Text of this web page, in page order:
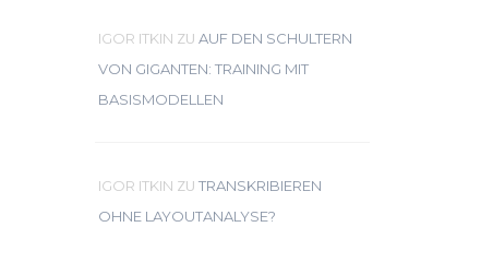
IGOR ITKIN ZU AUF DEN SCHULTERN
VON GIGANTEN: TRAINING MIT
BASISMODELLEN
IGOR ITKIN ZU TRANSKRIBIEREN
OHNE LAYOUTANALYSE?